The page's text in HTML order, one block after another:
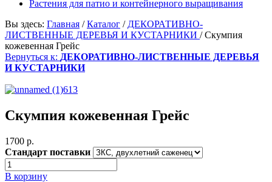
Растения для патио и контейнерного выращивания
Вы здесь: Главная /Каталог / ДЕКОРАТИВНО-
ЛИСТВЕННЫЕ ДЕРЕВЬЯ И КУСТАРНИКИ /Скумпия
кожевенная Грейс
Вернуться к: ДЕКОРАТИВНО-ЛИСТВЕННЫЕ ДЕРЕВЬЯ
И КУСТАРНИКИ
Скумпия кожевенная Грейс
1700 p.
Стандарт поставки
В корзину